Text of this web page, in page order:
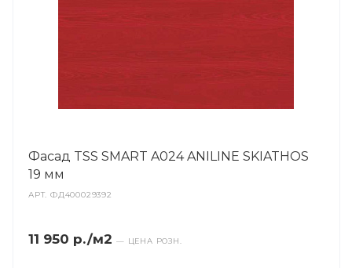
Фасад TSS SMART A024 ANILINE SKIATHOS
19 мм
АРТ.ФД400029392
11 950 р./м2 — ЦЕНА РОЗН.